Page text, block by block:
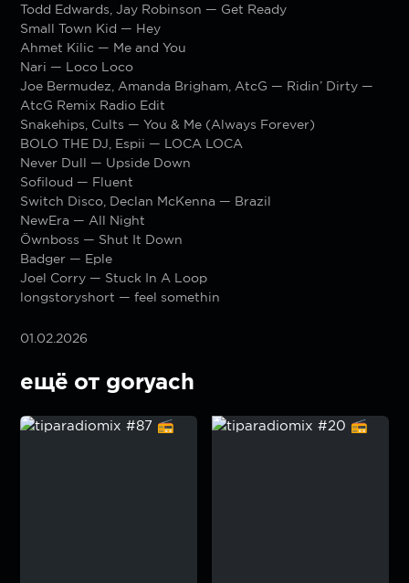
Todd Edwards, Jay Robinson — Get Ready
Small Town Kid — Hey
Ahmet Kilic — Me and You
Nari — Loco Loco
Joe Bermudez, Amanda Brigham, AtcG — Ridin’ Dirty —
AtcG Remix Radio Edit
Snakehips, Cults — You & Me (Always Forever)
BOLO THE DJ, Espii — LOCA LOCA
Never Dull — Upside Down
Sofiloud — Fluent
Switch Disco, Declan McKenna — Brazil
NewEra — All Night
Öwnboss — Shut It Down
Badger — Eple
Joel Corry — Stuck In A Loop
longstoryshort — feel somethin
01.02.2026
ещё от goryach